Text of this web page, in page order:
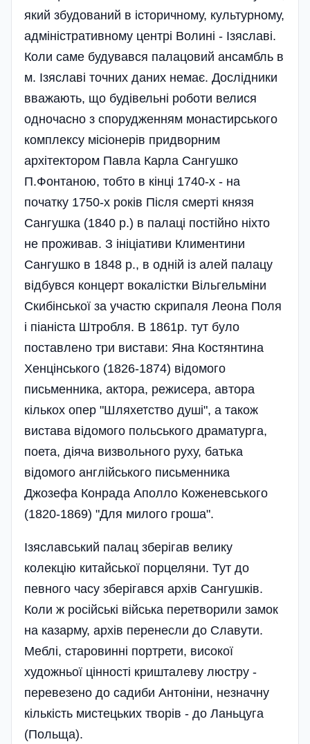
який збудований в історичному, культурному,
адміністративному центрі Волині - Ізяславі.
Коли саме будувався палацовий ансамбль в
м. Ізяславі точних даних немає. Дослідники
вважають, що будівельні роботи велися
одночасно з спорудженням монастирського
комплексу місіонерів придворним
архітектором Павла Карла Сангушко
П.Фонтаною, тобто в кінці 1740-х - на
початку 1750-х років Після смерті князя
Сангушка (1840 р.) в палаці постійно ніхто
не проживав. З ініціативи Климентини
Сангушко в 1848 р., в одній із алей палацу
відбувся концерт вокалістки Вільгельміни
Скибінської за участю скрипаля Леона Поля
і піаніста Штробля. В 1861р. тут було
поставлено три вистави: Яна Костянтина
Хенцінського (1826-1874) відомого
письменника, актора, режисера, автора
кількох опер "Шляхетство душі", а також
вистава відомого польського драматурга,
поета, діяча визвольного руху, батька
відомого англійського письменника
Джозефа Конрада Аполло Коженевського
(1820-1869) "Для милого гроша".
Ізяславський палац зберігав велику
колекцію китайської порцеляни. Тут до
певного часу зберігався архів Сангушків.
Коли ж російські війська перетворили замок
на казарму, архів перенесли до Славути.
Меблі, старовинні портрети, високої
художньої цінності кришталеву люстру -
перевезено до садиби Антоніни, незначну
кількість мистецьких творів - до Ланьцуга
(Польща).